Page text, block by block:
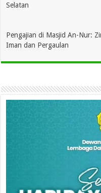
Selatan
Pengajian di Masjid An-Nur:
Iman dan Pergaulan